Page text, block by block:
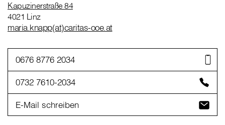
Kapuzinerstraße 84
4021 Linz
maria.knapp(at)caritas-ooe.at
0676 8776 2034
0732 7610-2034
E-Mail schreiben